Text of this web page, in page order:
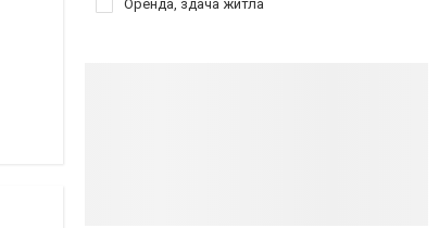
Оренда, здача житла